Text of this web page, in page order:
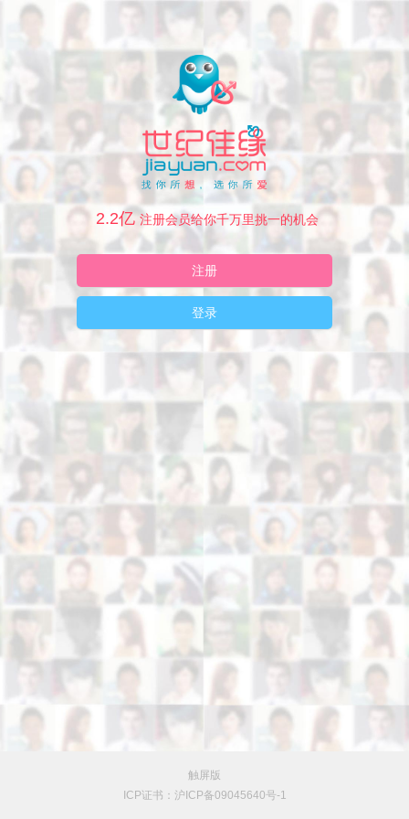
2.2亿 注册会员给你千万里挑一的机会
注册
登录
触屏版
ICP证书：沪ICP备09045640号-1